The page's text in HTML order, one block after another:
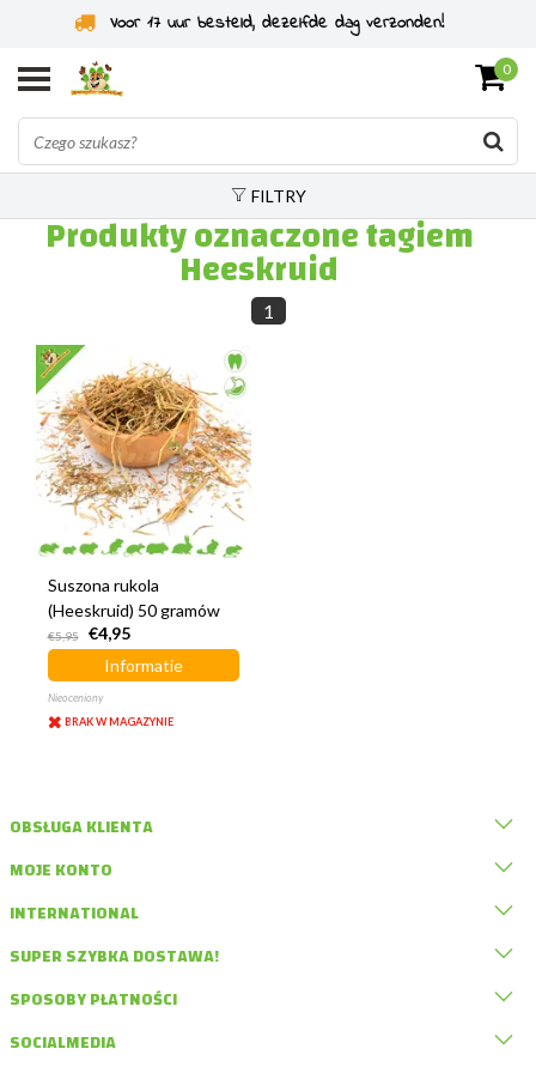
Voor 17 uur besteld, dezelfde dag verzonden!
0
FILTRY
Produkty oznaczone tagiem
Heeskruid
1
Suszona rukola
(Heeskruid) 50 gramów
€5,95
€4,95
Informatie
Nieoceniony
BRAK W MAGAZYNIE
OBSŁUGA KLIENTA
MOJE KONTO
INTERNATIONAL
SUPER SZYBKA DOSTAWA!
SPOSOBY PŁATNOŚCI
SOCIALMEDIA